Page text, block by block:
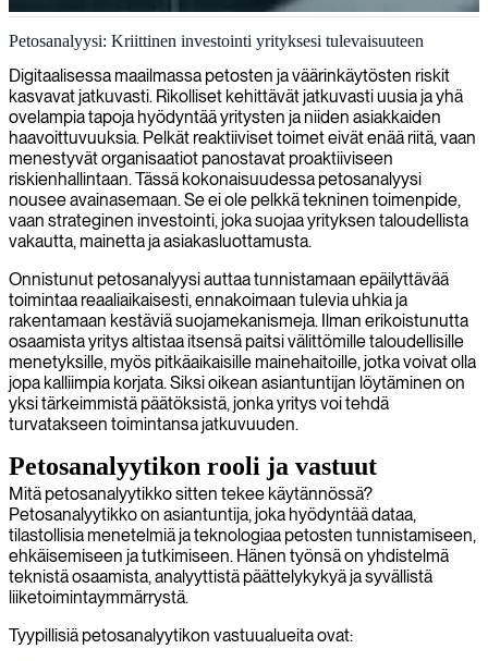
Petosanalysointi ja -ehkäisy
Turvaamme yrityksesi petoksilta asiantuntija-
analyysipalveluillamme, tunnistamme haavoittuvuudet ja
toteutamme strategiset suojaukset ennen uhkien toteutumista.
Petosanalyysi: Kriittinen investointi yrityksesi tulevaisuuteen
Digitaalisessa maailmassa petosten ja väärinkäytösten riskit
kasvavat jatkuvasti. Rikolliset kehittävät jatkuvasti uusia ja yhä
ovelampia tapoja hyödyntää yritysten ja niiden asiakkaiden
haavoittuvuuksia. Pelkät reaktiiviset toimet eivät enää riitä, vaan
menestyvät organisaatiot panostavat proaktiiviseen
riskienhallintaan. Tässä kokonaisuudessa petosanalyysi
nousee avainasemaan. Se ei ole pelkkä tekninen toimenpide,
vaan strateginen investointi, joka suojaa yrityksen taloudellista
vakautta, mainetta ja asiakasluottamusta.
Onnistunut petosanalyysi auttaa tunnistamaan epäilyttävää
toimintaa reaaliaikaisesti, ennakoimaan tulevia uhkia ja
rakentamaan kestäviä suojamekanismeja. Ilman erikoistunutta
osaamista yritys altistaa itsensä paitsi välittömille taloudellisille
menetyksille, myös pitkäaikaisille mainehaitoille, jotka voivat olla
jopa kalliimpia korjata. Siksi oikean asiantuntijan löytäminen on
yksi tärkeimmistä päätöksistä, jonka yritys voi tehdä
turvatakseen toimintansa jatkuvuuden.
Petosanalyytikon rooli ja vastuut
Mitä petosanalyytikko sitten tekee käytännössä?
Petosanalyytikko on asiantuntija, joka hyödyntää dataa,
tilastollisia menetelmiä ja teknologiaa petosten tunnistamiseen,
ehkäisemiseen ja tutkimiseen. Hänen työnsä on yhdistelmä
teknistä osaamista, analyyttistä päättelykykyä ja syvällistä
liiketoimintaymmärrystä.
Tyypillisiä petosanalyytikon vastuualueita ovat: